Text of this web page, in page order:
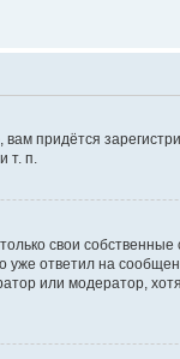
придётся
т. п.
свои
ответил на
или модератор,